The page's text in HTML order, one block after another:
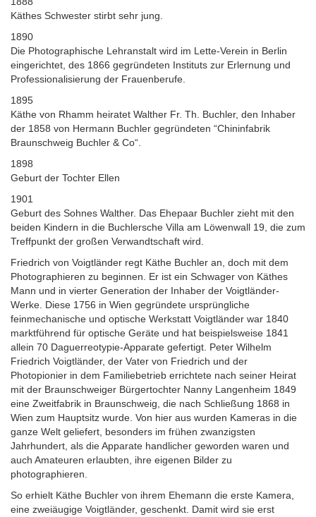
Käthes Schwester stirbt sehr jung.
1890
Die Photographische Lehranstalt wird im Lette-Verein in Berlin
eingerichtet, des 1866 gegründeten Instituts zur Erlernung und
Professionalisierung der Frauenberufe.
1895
Käthe von Rhamm heiratet Walther Fr. Th. Buchler, den Inhaber
der 1858 von Hermann Buchler gegründeten “Chininfabrik
Braunschweig Buchler & Co“.
1898
Geburt der Tochter Ellen
1901
Geburt des Sohnes Walther. Das Ehepaar Buchler zieht mit den
beiden Kindern in die Buchlersche Villa am Löwenwall 19, die zum
Treffpunkt der großen Verwandtschaft wird.
Friedrich von Voigtländer regt Käthe Buchler an, doch mit dem
Photographieren zu beginnen. Er ist ein Schwager von Käthes
Mann und in vierter Generation der Inhaber der Voigtländer-
Werke. Diese 1756 in Wien gegründete ursprüngliche
feinmechanische und optische Werkstatt Voigtländer war 1840
marktführend für optische Geräte und hat beispielsweise 1841
allein 70 Daguerreotypie-Apparate gefertigt. Peter Wilhelm
Friedrich Voigtländer, der Vater von Friedrich und der
Photopionier in dem Familiebetrieb errichtete nach seiner Heirat
mit der Braunschweiger Bürgertochter Nanny Langenheim 1849
eine Zweitfabrik in Braunschweig, die nach Schließung 1868 in
Wien zum Hauptsitz wurde. Von hier aus wurden Kameras in die
ganze Welt geliefert, besonders im frühen zwanzigsten
Jahrhundert, als die Apparate handlicher geworden waren und
auch Amateuren erlaubten, ihre eigenen Bilder zu
photographieren.
So erhielt Käthe Buchler von ihrem Ehemann die erste Kamera,
eine zweiäugige Voigtländer, geschenkt. Damit wird sie erst